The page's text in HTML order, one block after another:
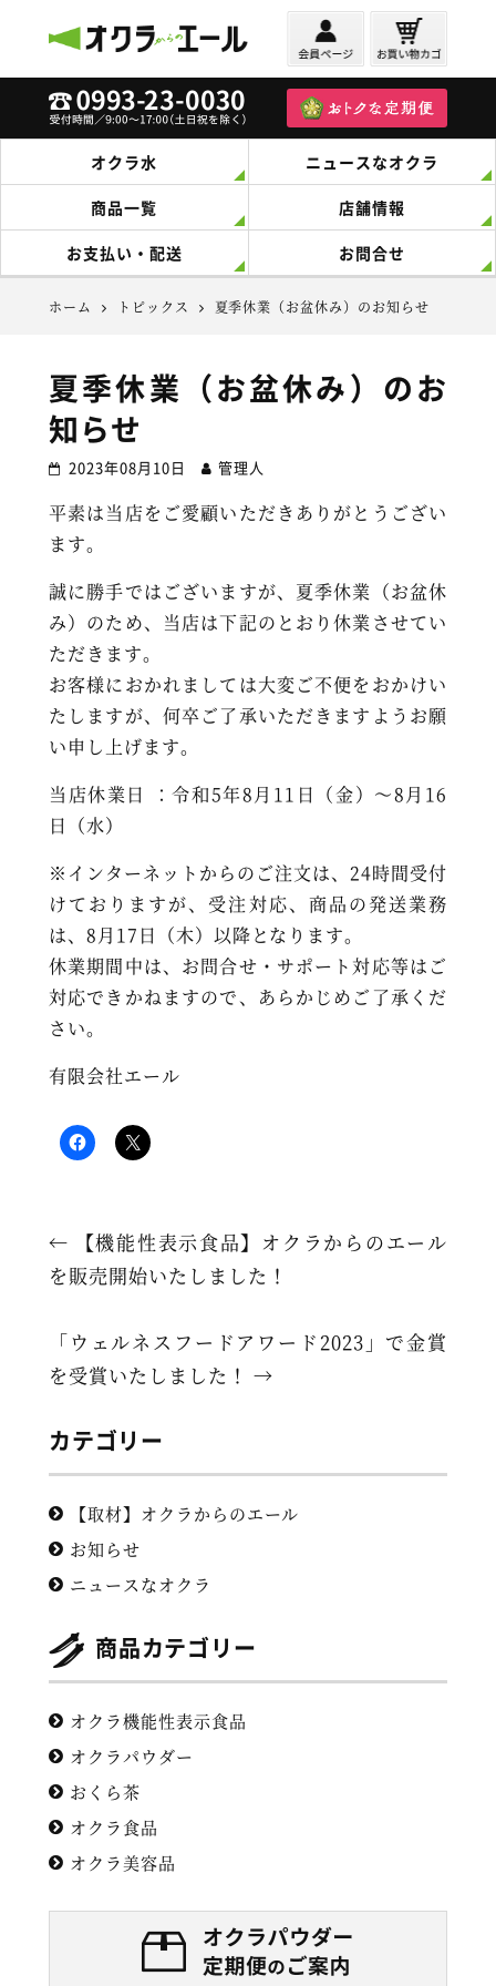
オクラ水 ニュースなオクラ
商品一覧 店舗情報
お支払い・配送 お問合せ
ホーム トピックス 夏季休業（お盆休み）のお知らせ
夏季休業（お盆休み）のお
知らせ
2023年08月10日 管理人
平素は当店をご愛顧いただきありがとうござい
ます。
誠に勝手ではございますが、夏季休業（お盆休
み）のため、当店は下記のとおり休業させてい
ただきます。
お客様におかれましては大変ご不便をおかけい
たしますが、何卒ご了承いただきますようお願
い申し上げます。
当店休業日 ：令和5年8月11日（金）～8月16
日（水）
※インターネットからのご注文は、24時間受付
けておりますが、受注対応、商品の発送業務
は、8月17日（木）以降となります。
休業期間中は、お問合せ・サポート対応等はご
対応できかねますので、あらかじめご了承くだ
さい。
有限会社エール
← 【機能性表示食品】オクラからのエール
を販売開始いたしました！
「ウェルネスフードアワード2023」で金賞
を受賞いたしました！ →
カテゴリー
【取材】オクラからのエール
お知らせ
ニュースなオクラ
商品カテゴリー
オクラ機能性表示食品
オクラパウダー
おくら茶
オクラ食品
オクラ美容品